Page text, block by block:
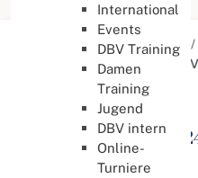
International
Events
DBV Training
Damen
Training
Jugend
DBV intern
Online-
Turniere
Aktuelle Seite: Startseite
Weitere Events
13.
Events
13. JHV Turnier
20. April 2024